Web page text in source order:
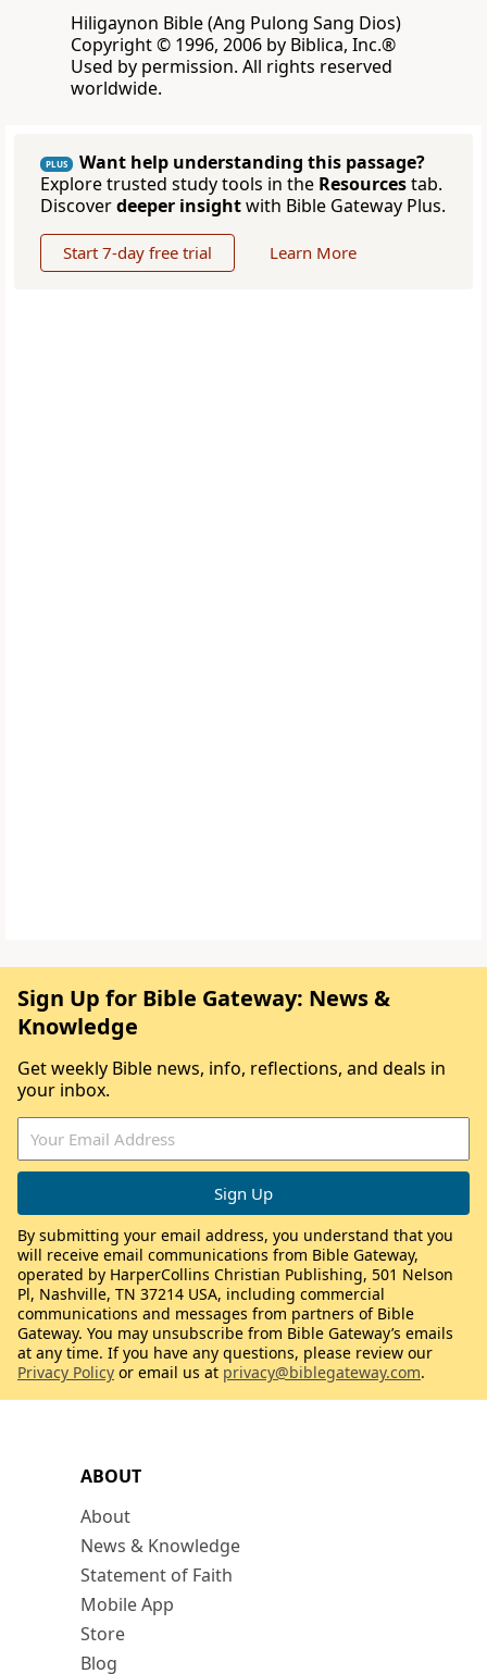
Hiligaynon Bible (Ang Pulong Sang Dios)
Copyright © 1996, 2006 by Biblica, Inc.®
Used by permission. All rights reserved
worldwide.
PLUS
Want help understanding this passage?
Explore trusted study tools in the Resourcestab.
Discoverdeeper insightwith Bible Gateway Plus.
Start 7-day free trial Learn More
ABOUT
About
News & Knowledge
Statement of Faith
Mobile App
Store
Blog
Sign Up for Bible Gateway: News &
Knowledge
Get weekly Bible news, info, reflections, and deals in
your inbox.
By submitting your email address, you understand that you
will receive email communications from Bible Gateway,
operated by HarperCollins Christian Publishing, 501 Nelson
Pl, Nashville, TN 37214 USA, including commercial
communications and messages from partners of Bible
Gateway. You may unsubscribe from Bible Gateway’s emails
at any time. If you have any questions, please review our
Privacy Policy or email us at privacy@biblegateway.com.